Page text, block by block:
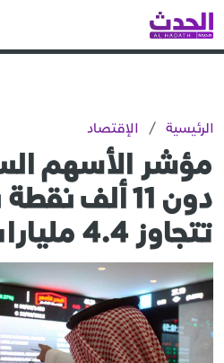
الرئيسية / الإقتصاد
مؤشر الأسهم
دون 11 ألف
تتجاوز 4.4 مليارات ريال